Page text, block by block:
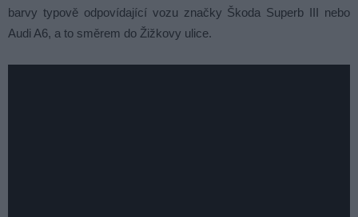
barvy typově odpovídající vozu značky Škoda Superb III nebo
Audi A6, a to směrem do Žižkovy ulice.